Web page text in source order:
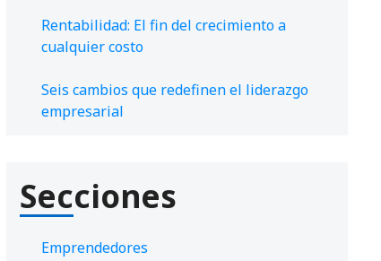
Rentabilidad: El fin del crecimiento a
cualquier costo
Seis cambios que redefinen el liderazgo
empresarial
Secciones
Emprendedores